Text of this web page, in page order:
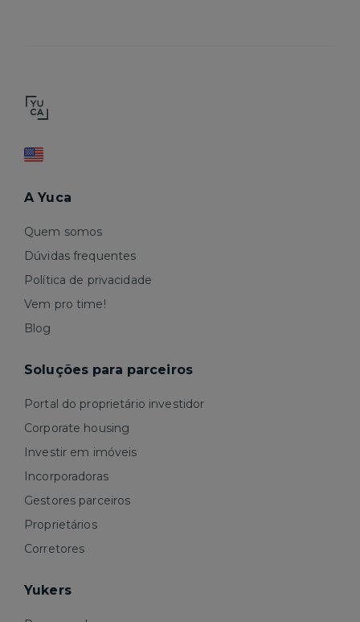
A Yuca
Quem somos
Dúvidas frequentes
Política de privacidade
Vem pro time!
Blog
Soluções para parceiros
Portal do proprietário investidor
Corporate housing
Investir em imóveis
Incorporadoras
Gestores parceiros
Proprietários
Corretores
Yukers